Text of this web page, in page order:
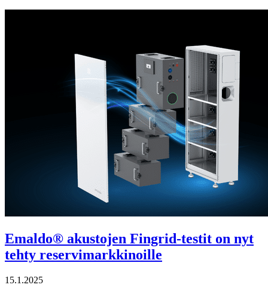
Emaldo® akustojen Fingrid-testit on nyt
tehty reservimarkkinoille
15.1.2025